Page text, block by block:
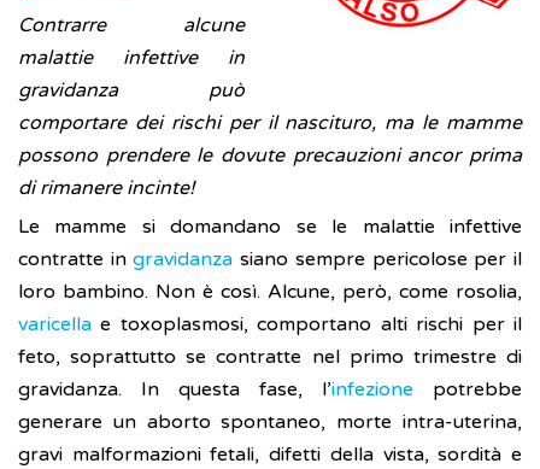
Contrarre alcune
malattie infettive in
gravidanza può
comportare dei rischi per il nascituro, ma le mamme
possono prendere le dovute precauzioni ancor prima
di rimanere incinte!
Le mamme si domandano se le malattie infettive
contratte ingravidanza siano sempre pericolose per il
loro bambino. Non è così. Alcune, però, come rosolia,
varicella e toxoplasmosi, comportano alti rischi per il
feto, soprattutto se contratte nel primo trimestre di
gravidanza. In questa fase, l’infezione potrebbe
generare un aborto spontaneo, morte intra-uterina,
gravi malformazioni fetali, difetti della vista, sordità e